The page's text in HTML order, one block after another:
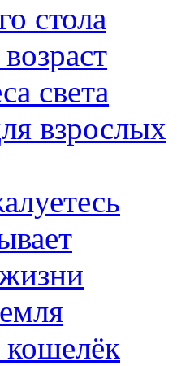
стола
света
взрослых